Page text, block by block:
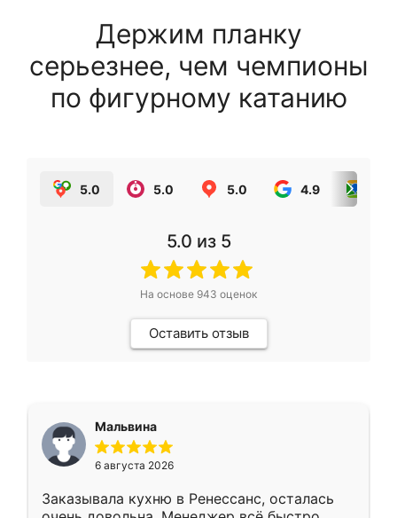
Держим планку
серьезнее, чем чемпионы
по фигурному катанию
5.0 5.0 5.0 4.9
5.0 из 5
На основе 943 оценок
Оставить отзыв
Мальвина
6 августа 2026
Заказывала кухню в Ренессанс, осталась